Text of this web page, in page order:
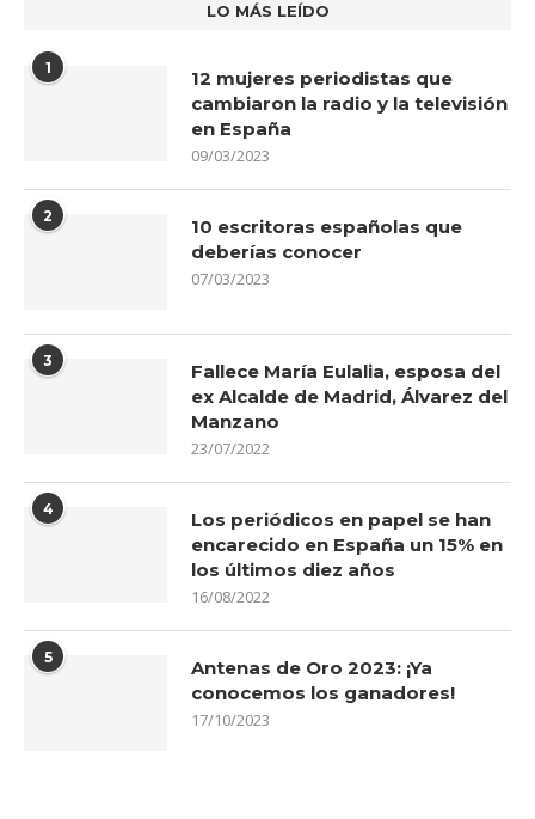
LO MÁS LEÍDO
1
12 mujeres periodistas que
cambiaron la radio y la televisión
en España
09/03/2023
2
10 escritoras españolas que
deberías conocer
07/03/2023
3
Fallece María Eulalia, esposa del
ex Alcalde de Madrid, Álvarez del
Manzano
23/07/2022
4
Los periódicos en papel se han
encarecido en España un 15% en
los últimos diez años
16/08/2022
5
Antenas de Oro 2023: ¡Ya
conocemos los ganadores!
17/10/2023